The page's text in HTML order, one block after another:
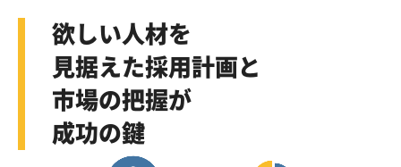
欲しい人材を
見据えた採用計画と
市場の把握が
成功の鍵